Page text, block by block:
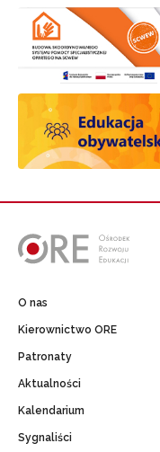
O nas
Kierownictwo ORE
Patronaty
Aktualności
Kalendarium
Sygnaliści